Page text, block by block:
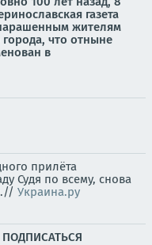
газета
жителям
города, что отныне
в
прилёта
Судя по всему, снова
Украина.ру
ПОДПИСАТЬСЯ